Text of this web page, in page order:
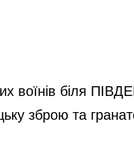
воїнів біля
зброю та